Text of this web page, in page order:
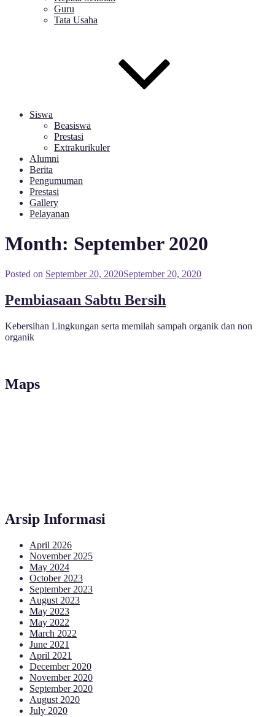
Guru
Tata Usaha
Siswa
Beasiswa
Prestasi
Extrakurikuler
Alumni
Berita
Pengumuman
Prestasi
Gallery
Pelayanan
Month: September 2020
Posted on September 20, 2020September 20, 2020
Pembiasaan Sabtu Bersih
Kebersihan Lingkungan serta memilah sampah organik dan non
organik
Maps
Arsip Informasi
April 2026
November 2025
May 2024
October 2023
September 2023
August 2023
May 2023
May 2022
March 2022
June 2021
April 2021
December 2020
November 2020
September 2020
August 2020
July 2020